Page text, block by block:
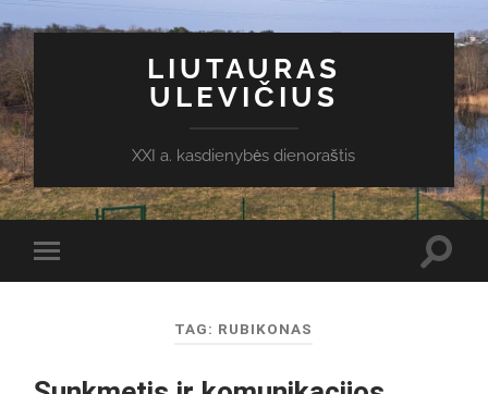
LIUTAURAS
ULEVIČIUS
XXI a. kasdienybės dienoraštis
Toggle
mobile
TAG: RUBIKONAS